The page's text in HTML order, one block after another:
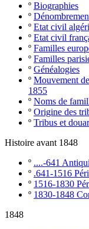
º Biographies
º
º Etat civil
º Etat civil
º Familles
º Familles
º Généalogies
º Mouvement
1855
º Noms de
º Origine des
º Tribus et
Histoire avant 1848
º ....-641
º .641-1516
º 1516-1830
º 1830-1848
1848